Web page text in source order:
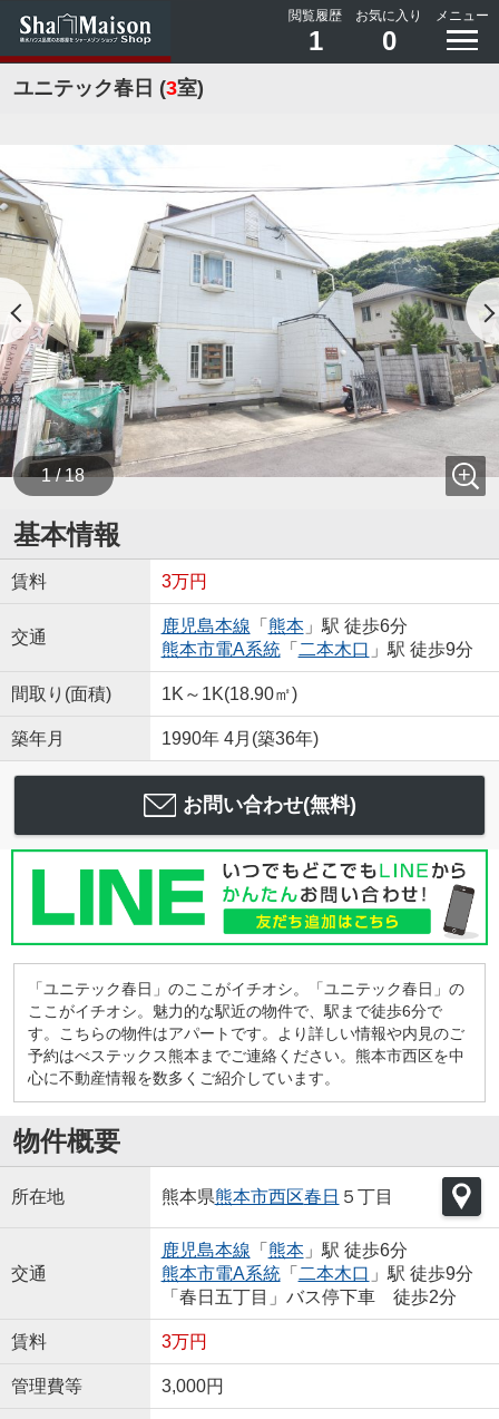
閲覧履歴
1
お気に入り
0
メニュー
ユニテック春日 (3室)
1 / 18
基本情報
賃料 3万円
交通
鹿児島本線 「 熊本」駅 徒歩6分
熊本市電A系統「 二本木口 」駅 徒歩9分
間取り(面積) 1K～1K(18.90㎡)
築年月 1990年 4月(築36年)
お問い合わせ(無料)
「ユニテック春日」のここがイチオシ。「ユニテック春日」の
ここがイチオシ。魅力的な駅近の物件で、駅まで徒歩6分で
す。こちらの物件はアパートです。より詳しい情報や内見のご
予約はべステックス熊本までご連絡ください。熊本市西区を中
心に不動産情報を数多くご紹介しています。
物件概要
所在地 熊本県熊本市西区春日 ５丁目
交通
鹿児島本線 「 熊本」駅 徒歩6分
熊本市電A系統「 二本木口 」駅 徒歩9分
「春日五丁目」バス停下車 徒歩2分
賃料 3万円
管理費等 3,000円